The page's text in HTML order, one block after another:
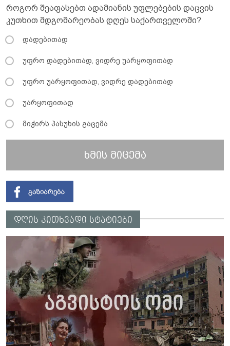
როგორ შეაფასებთ ადამიანის უფლებების დაცვის
კუთხით მდგომარეობას დღეს საქართველოში?
დადებითად
უფრო დადებითად, ვიდრე უარყოფითად
უფრო უარყოფითად, ვიდრე დადებითად
უარყოფითად
მიჭირს პასუხის გაცემა
ხმის მიცემა
დღის კითხვადი სტატიები